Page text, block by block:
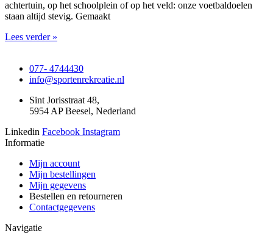
achtertuin, op het schoolplein of op het veld: onze voetbaldoelen
staan altijd stevig. Gemaakt
Lees verder »
077- 4744430
info@sportenrekreatie.nl
Sint Jorisstraat 48,
5954 AP Beesel, Nederland
Linkedin Facebook Instagram
Informatie
Mijn account
Mijn bestellingen
Mijn gegevens
Bestellen en retourneren
Contactgegevens
Navigatie